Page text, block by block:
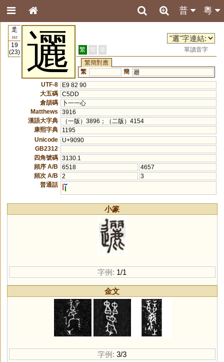
粵
普
辵
162
19
(23)
邐 繁 簡 港
單讀音字
繁簡對應
繁
簡 逦
UTF-8
E9 82 90
大五碼 C5DD
倉頡碼
卜一一心
Matthews
3916
漢語大字典
（一版）3896；（二版）4154
康熙字典
1195
Unicode
U+9090
GB2312
四角號碼 3130.1
頻序 A/B
6518
4657
頻次 A/B
2
3
普通話
l
小篆
字例: 1/1
金文
字例: 3/3